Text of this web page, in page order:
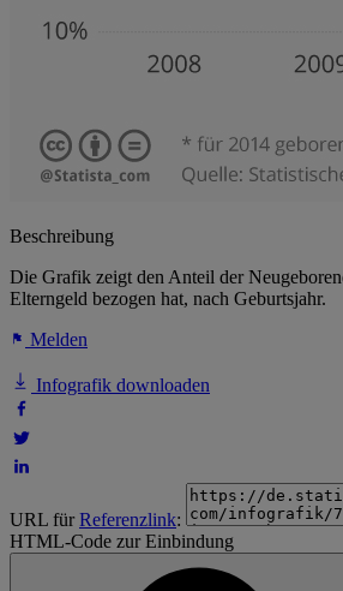
Beschreibung
Die Grafik zeigt den Anteil der
Elterngeld bezogen hat, nach Geburtsjahr.
Melden
Infografik downloaden
URL fürReferenzlink:
HTML-Code zur Einbindung